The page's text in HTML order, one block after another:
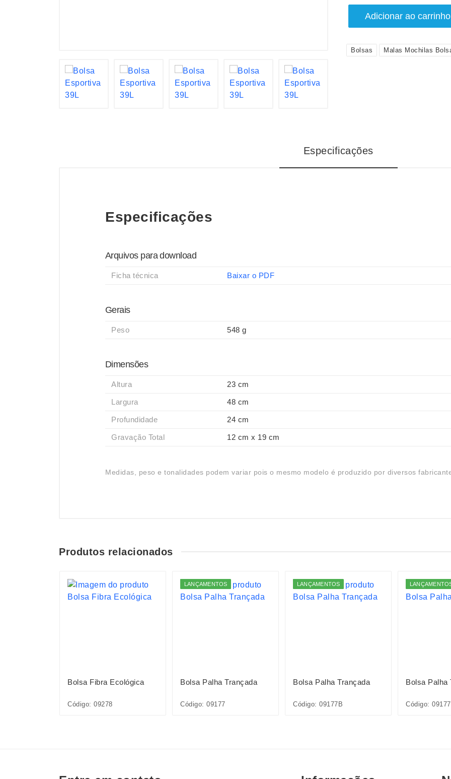
Adicionar ao carrinho
Bolsas Malas Mochilas
Especificações
Especificações
Arquivos para download
Ficha técnica Baixar o PDF
Gerais
Peso 548 g
Dimensões
Altura 23 cm
Largura 48 cm
Profundidade 24 cm
Gravação Total 12 cm x 19 cm
Medidas, peso e tonalidades podem variar pois o mesmo modelo é produzido por diversos
Produtos relacionados
Bolsa Fibra Ecológica
Código: 09278
LANÇAMENTOS
Bolsa Palha Trançada
Código: 09177
LANÇAMENTOS
Bolsa Palha Trançada
Código: 09177B
Bolsa Palha
Código: